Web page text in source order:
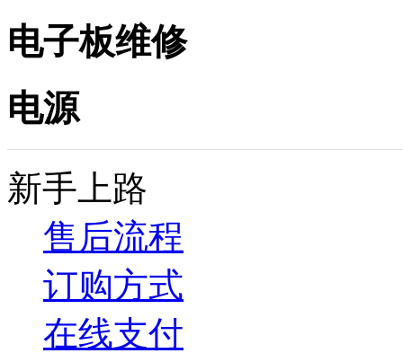
电子板维修
电源
新手上路
售后流程
订购方式
在线支付